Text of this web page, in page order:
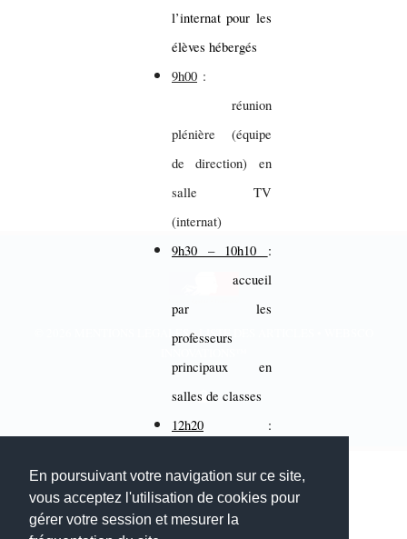
En poursuivant votre navigation sur ce site,
vous acceptez l'utilisation de cookies pour
gérer votre session et mesurer la
l’internat pour les
élèves hébergés
9h00 :
réunion
plénière (équipe
de direction) en
salle TV
(internat)
9h30 – 10h10 :
accueil
par les
professeurs
principaux en
salles de classes
12h20 :
repas au self
Mise en place des
•